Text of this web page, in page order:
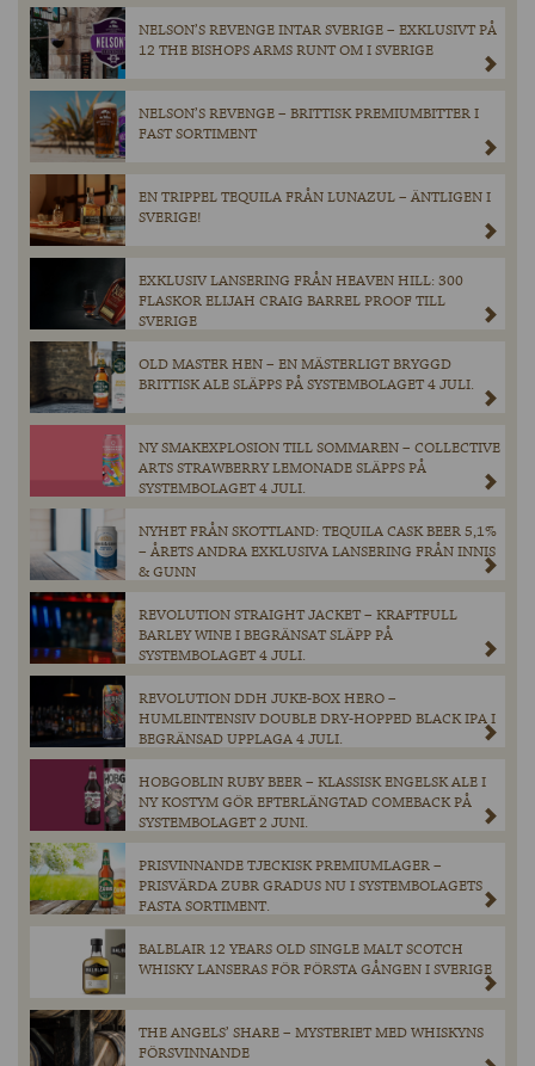
NELSON’S REVENGE INTAR SVERIGE – EXKLUSIVT PÅ
12 THE BISHOPS ARMS RUNT OM I SVERIGE
NELSON’S REVENGE – BRITTISK PREMIUMBITTER I
FAST SORTIMENT
EN TRIPPEL TEQUILA FRÅN LUNAZUL – ÄNTLIGEN I
SVERIGE!
EXKLUSIV LANSERING FRÅN HEAVEN HILL: 300
FLASKOR ELIJAH CRAIG BARREL PROOF TILL
SVERIGE
OLD MASTER HEN – EN MÄSTERLIGT BRYGGD
BRITTISK ALE SLÄPPS PÅ SYSTEMBOLAGET 4 JULI.
NY SMAKEXPLOSION TILL SOMMAREN – COLLECTIVE
ARTS STRAWBERRY LEMONADE SLÄPPS PÅ
SYSTEMBOLAGET 4 JULI.
NYHET FRÅN SKOTTLAND: TEQUILA CASK BEER 5,1%
– ÅRETS ANDRA EXKLUSIVA LANSERING FRÅN INNIS
& GUNN
REVOLUTION STRAIGHT JACKET – KRAFTFULL
BARLEY WINE I BEGRÄNSAT SLÄPP PÅ
SYSTEMBOLAGET 4 JULI.
REVOLUTION DDH JUKE-BOX HERO –
HUMLEINTENSIV DOUBLE DRY-HOPPED BLACK IPA I
BEGRÄNSAD UPPLAGA 4 JULI.
HOBGOBLIN RUBY BEER – KLASSISK ENGELSK ALE I
NY KOSTYM GÖR EFTERLÄNGTAD COMEBACK PÅ
SYSTEMBOLAGET 2 JUNI.
PRISVINNANDE TJECKISK PREMIUMLAGER –
PRISVÄRDA ZUBR GRADUS NU I SYSTEMBOLAGETS
FASTA SORTIMENT.
BALBLAIR 12 YEARS OLD SINGLE MALT SCOTCH
WHISKY LANSERAS FÖR FÖRSTA GÅNGEN I SVERIGE
THE ANGELS’ SHARE – MYSTERIET MED WHISKYNS
FÖRSVINNANDE